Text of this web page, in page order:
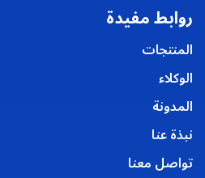
روابط مفيدة
المنتجات
الوكلاء
المدونة
نبذة عنا
تواصل معنا